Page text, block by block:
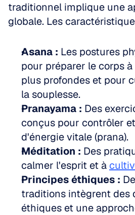
traditionnel implique une
globale. Les
Asana : Les postures
pour préparer le corps
plus profondes et pour
la souplesse.
Pranayama : Des
conçus pour contrôler
d'énergie vitale (prana).
Méditation : Des
calmer l'esprit et à
Principes éthiques :
traditions intègrent des
éthiques et une